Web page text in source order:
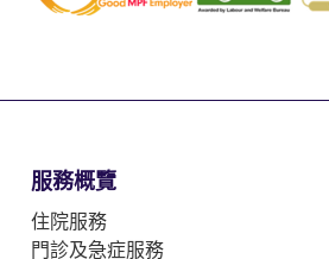
服務概覽
住院服務
門診及急症服務